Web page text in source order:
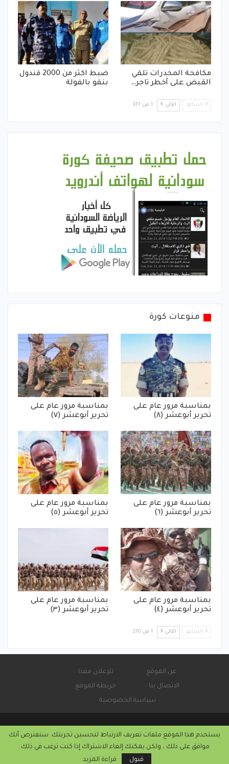
مكافحة المخدرات تلقي
القبض على أخطر تاجر…
ضبط اكثر من 2000 قندول
بنقو بالفولة
السابق التالي 1 من 377
منوعات كورة
بمناسبة مرور عام على
تحرير أبوعشر (٨)
بمناسبة مرور عام على
تحرير أبوعشر (٧)
بمناسبة مرور عام على
تحرير أبوعشر (٦)
بمناسبة مرور عام على
تحرير أبوعشر (٥)
بمناسبة مرور عام على
تحرير أبوعشر (٤)
بمناسبة مرور عام على
تحرير أبوعشر (٣)
السابق التالي 1 من 270
عن الموقع
للإعلان معنا
الاتصال بنا
خريطة الموقع
سياسة الخصوصية
© 2026 - صحيفة كورة سودانية الإلكترونية.
التركيب والاستضافة من
يستخدم هذا الموقع ملفات تعريف الارتباط لتحسين تجربتك. سنفترض أنك
موافق على ذلك ، ولكن يمكنك إلغاء الاشتراك إذا كنت ترغب في ذلك.
قبول
قراءة المزيد